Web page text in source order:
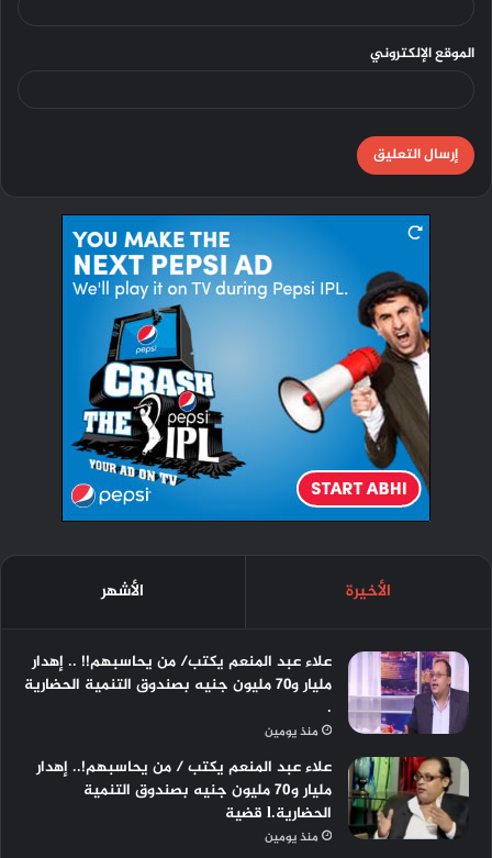
الموقع الإلكتروني
الأخيرة الأشهر
علاء عبد المنعم يكتب/ من يحاسبهم!! .. إهدار
مليار و٧٠ مليون جنيه بصندوق التنمية الحضارية
.
منذ يومين
علاء عبد المنعم يكتب / من يحاسبهم!.. إهدار
مليار و70 مليون جنيه بصندوق التنمية
الحضارية.l قضية
منذ يومين